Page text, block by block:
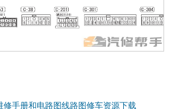
手册和电路图线路图修车资源下载